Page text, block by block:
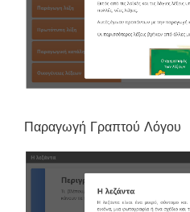
Παραγωγή Γραπτού Λόγου